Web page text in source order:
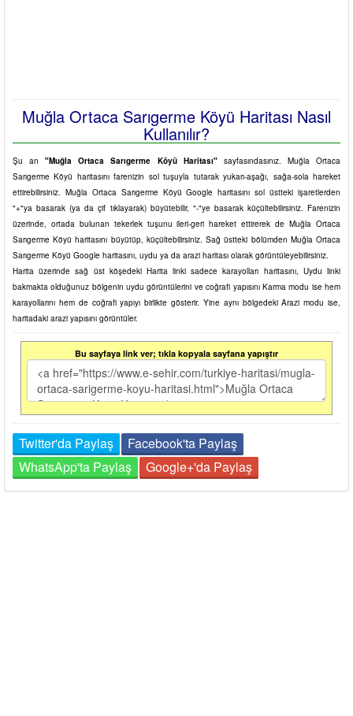
Muğla Ortaca Sarıgerme Köyü Haritası Nasıl
Kullanılır?
Şu an"Muğla Ortaca Sarıgerme Köyü Haritası"sayfasındasınız. Muğla Ortaca
Sarıgerme Köyü haritasını farenizin sol tuşuyla tutarak yukarı-aşağı, sağa-sola hareket
ettirebilirsiniz. Muğla Ortaca Sarıgerme Köyü Google haritasını sol üstteki işaretlerden
"+"ya basarak (ya da çif tıklayarak) büyütebilir, "-"ye basarak küçültebilirsiniz. Farenizin
üzerinde, ortada bulunan tekerlek tuşunu ileri-geri hareket ettirerek de Muğla Ortaca
Sarıgerme Köyü haritasını büyütüp, küçültebilirsiniz. Sağ üstteki bölümden Muğla Ortaca
Sarıgerme Köyü Google haritasını, uydu ya da arazi haritası olarak görüntüleyebilirsiniz.
Harita üzerinde sağ üst köşedeki Harita linki sadece karayolları haritasını, Uydu linki
bakmakta olduğunuz bölgenin uydu görüntülerini ve coğrafi yapısını Karma modu ise hem
karayollarını hem de coğrafi yapıyı birlikte gösterir. Yine aynı bölgedeki Arazi modu ise,
haritadaki arazi yapısını görüntüler.
Bu sayfaya link ver; tıkla kopyala sayfana yapıştır
Twitter'da Paylaş
Facebook'ta Paylaş
WhatsApp'ta Paylaş
Google+'da Paylaş